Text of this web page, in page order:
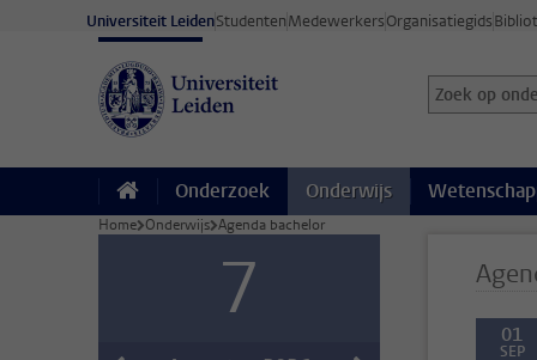
Ga direct naar de inhoud
Universiteit LeidenStudentenMedewerkersOrganisatiegids
Zoek op
Zoekterm
Onderzoek Onderwijs
Home Onderwijs Agenda bachelor
7 01
SEP